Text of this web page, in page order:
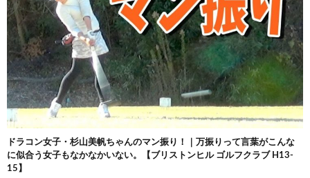
ドラコン女子・杉山美帆ちゃんのマン振り！｜万振りって言葉がこんな
に似合う女子もなかなかいない。【ブリストンヒル ゴルフクラブ H13-
15】